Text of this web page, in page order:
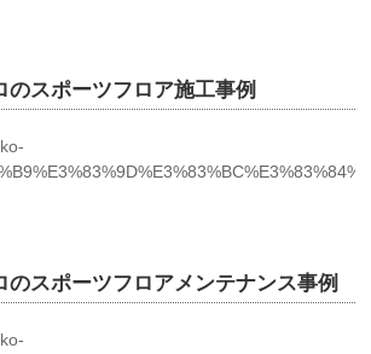
のスポーツフロア施工事例
のスポーツフロアメンテナンス事例